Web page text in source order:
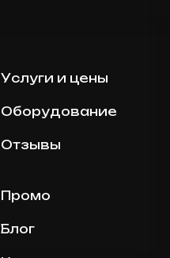
Услуги и цены
Оборудование
Отзывы
Промо
Блог